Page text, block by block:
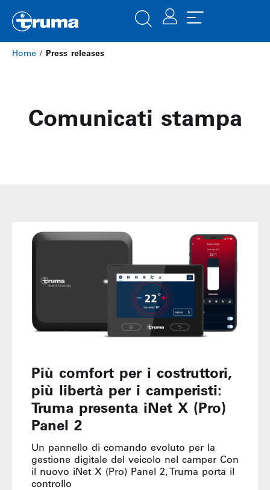
Home / Press releases
Comunicati stampa
Più comfort per i costruttori,
più libertà per i camperisti:
Truma presenta iNet X (Pro)
Panel 2
Un pannello di comando evoluto per la
gestione digitale del veicolo nel camper Con
il nuovo iNet X (Pro) Panel 2, Truma porta il
controllo